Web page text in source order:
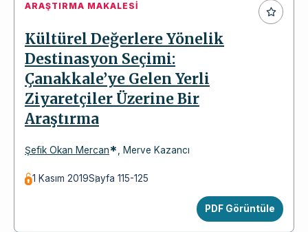
ARAŞTIRMA MAKALESI
Kültürel Değerlere Yönelik
Destinasyon Seçimi:
Çanakkale’ye Gelen Yerli
Ziyaretçiler Üzerine Bir
Araştırma
Şefik Okan Mercan*, Merve Kazancı
1 Kasım 2019Sayfa 115-125
PDF Görüntüle